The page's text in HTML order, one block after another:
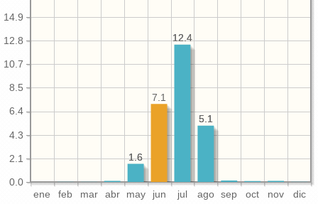
ene feb mar abr may jun jul ago sep oct nov dic
0.0
2.1
4.3
6.4
8.5
10.7
12.8
14.9
5.1
12.4
1.6
5.1
12.4
7.1
1.6